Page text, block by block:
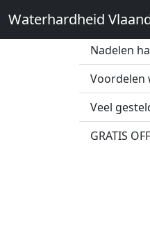
WaterhardheidWat is hard
Nadelen
Veel
GRATIS